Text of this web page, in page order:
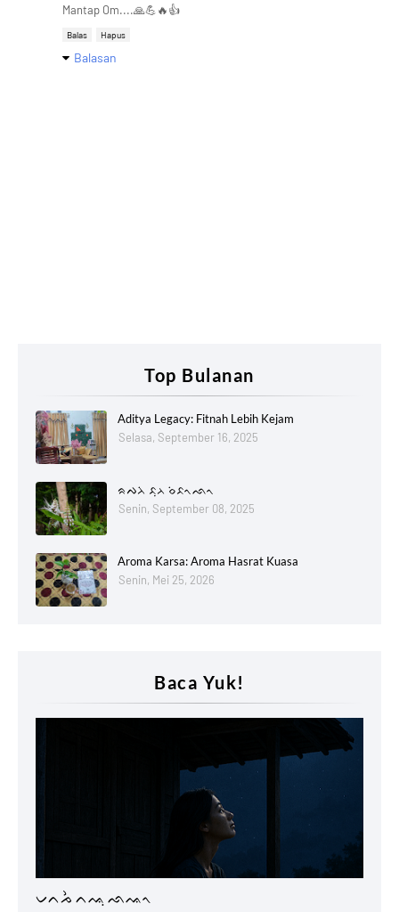
Mantap Om....🙏💪🔥👍
Balas Hapus
Balasan
Top Bulanan
Aditya Legacy: Fitnah Lebih Kejam
Selasa, September 16, 2025
ᨑᨄᨂᨗ ᨅᨘᨂ ᨔᨗᨅᨚᨒᨚ
Senin, September 08, 2025
Aroma Karsa: Aroma Hasrat Kuasa
Senin, Mei 25, 2026
Baca Yuk!
ᨆᨈᨍᨛ ᨈᨕᨘ ᨒᨕᨚ